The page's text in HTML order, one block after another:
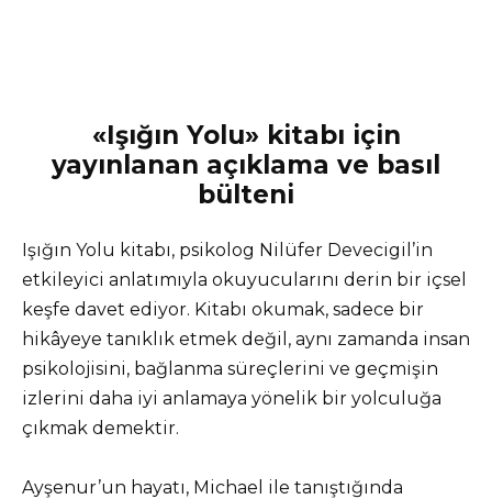
«Işığın Yolu» kitabı için
yayınlanan açıklama ve basıl
bülteni
Işığın Yolu kitabı, psikolog Nilüfer Devecigil’in
etkileyici anlatımıyla okuyucularını derin bir içsel
keşfe davet ediyor. Kitabı okumak, sadece bir
hikâyeye tanıklık etmek değil, aynı zamanda insan
psikolojisini, bağlanma süreçlerini ve geçmişin
izlerini daha iyi anlamaya yönelik bir yolculuğa
çıkmak demektir.
Ayşenur’un hayatı, Michael ile tanıştığında